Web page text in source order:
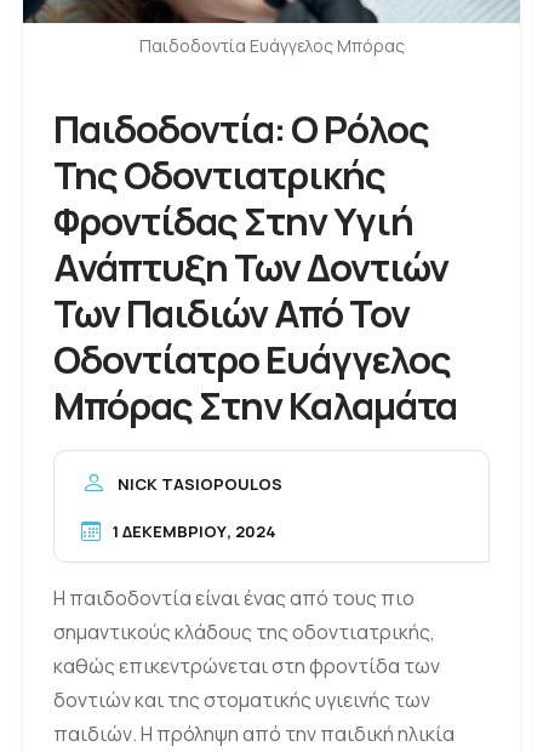
Παιδοδοντία Ευάγγελος Μπόρας
Παιδοδοντία: Ο Ρόλος
Της Οδοντιατρικής
Φροντίδας Στην Υγιή
Ανάπτυξη Των Δοντιών
Των Παιδιών Από Τον
Οδοντίατρο Ευάγγελος
Μπόρας Στην Καλαμάτα
NICK TASIOPOULOS
1 ΔΕΚΕΜΒΡΊΟΥ, 2024
Η παιδοδοντία είναι ένας από τους πιο
σημαντικούς κλάδους της οδοντιατρικής,
καθώς επικεντρώνεται στη φροντίδα των
δοντιών και της στοματικής υγιεινής των
παιδιών. Η πρόληψη από την παιδική ηλικία